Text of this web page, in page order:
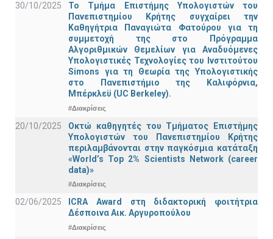
30/10/2025
Το Τμήμα Επιστήμης Υπολογιστών του
Πανεπιστημίου Κρήτης συγχαίρει την
Καθηγήτρια Παναγιώτα Φατούρου για τη
συμμετοχή της στο Πρόγραμμα
Αλγοριθμικών Θεμελίων για Αναδυόμενες
Υπολογιστικές Τεχνολογίες του Ινστιτούτου
Simons για τη Θεωρία της Υπολογιστικής
στο Πανεπιστήμιο της Καλιφόρνια,
Μπέρκλεϋ (UC Berkeley).
#Διακρίσεις
20/10/2025
Οκτώ καθηγητές του Τμήματος Επιστήμης
Υπολογιστών του Πανεπιστημίου Κρήτης
περιλαμβάνονται στην παγκόσμια κατάταξη
«World’s Top 2% Scientists Network (career
data)»
#Διακρίσεις
02/06/2025
ICRA Award στη διδακτορική φοιτήτρια
Δέσποινα Αικ. Αργυροπούλου
#Διακρίσεις